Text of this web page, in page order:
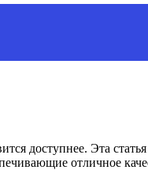
доступнее. Эта
отличное